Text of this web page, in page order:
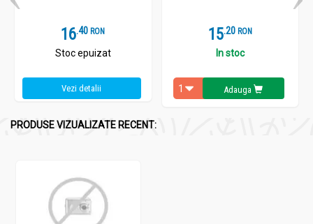
16.4 RON
Stoc epuizat
Vezi detalii
15.2 RON
In stoc
Adauga
PRODUSE VIZUALIZATE RECENT: